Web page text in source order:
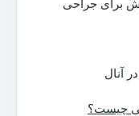
برای جراحی
آنال
چیست؟